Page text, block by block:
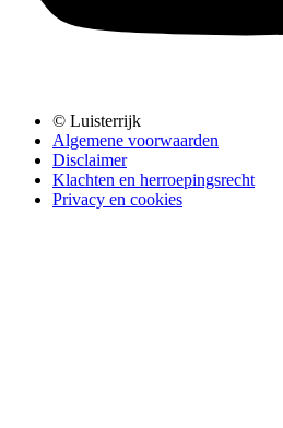
© Luisterrijk
Algemene voorwaarden
Disclaimer
Klachten en herroepingsrecht
Privacy en cookies